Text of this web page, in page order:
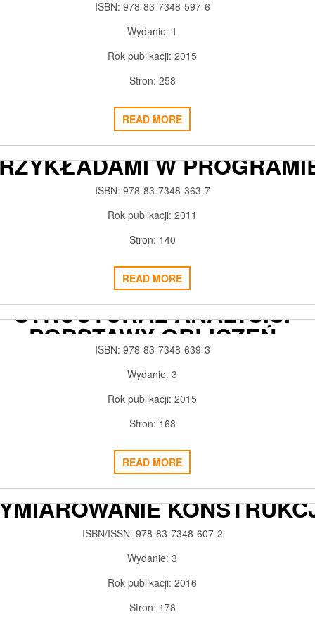
2018-03-01 ADMIN3992
ISBN: 978-83-7348-597-6
Wydanie: 1
Rok publikacji: 2015
Stron: 258
READ MORE
METODY NUMERYCZNE W
KONSTRUKCJI Z
W
MATLAB
2018-02-28 ADMIN3992
ISBN: 978-83-7348-363-7
Rok publikacji: 2011
Stron: 140
READ MORE
AUTODESK ROBOT
STRUCTURAL ANALYSIS.
PODSTAWY OBLICZEŃ
ISBN: 978-83-7348-639-3
Wydanie: 3
Rok publikacji: 2015
Stron: 168
READ MORE
ROBOT AUTODESK
STRUCTURAL ANALYSIS.
I
2018-02-19 ADMIN3992
ISBN/ISSN: 978-83-7348-607-2
Wydanie: 3
Rok publikacji: 2016
Stron: 178